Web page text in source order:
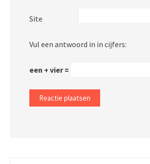
Site
Vul een antwoord in in cijfers:
een + vier =